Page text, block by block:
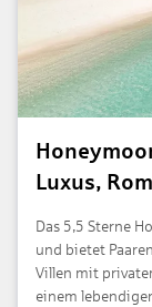
Luxus,
Das 5,5 Sterne
und bietet
Villen mit
einem